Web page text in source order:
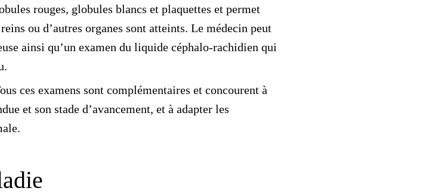
rouges, globules blancs et plaquettes et permet
ou d’autres organes sont atteints. Le médecin peut
ainsi qu’un examen du liquide céphalo-rachidien qui
ces examens sont complémentaires et concourent à
et son stade d’avancement, et à adapter les